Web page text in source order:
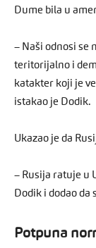
Dume bila u
– Naši odnosi se
teritorijalno i
katakter koji je
istakao je Dodik.
Ukazao je da
– Rusija ratuje u
Dodik i dodao da
Potpuna